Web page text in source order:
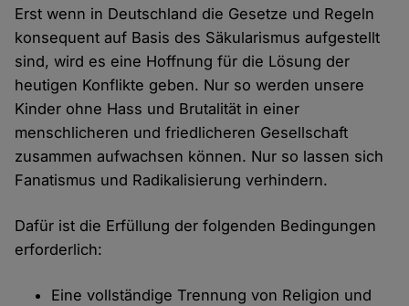
Erst wenn in Deutschland die Gesetze und Regeln
konsequent auf Basis des Säkularismus aufgestellt
sind, wird es eine Hoffnung für die Lösung der
heutigen Konflikte geben. Nur so werden unsere
Kinder ohne Hass und Brutalität in einer
menschlicheren und friedlicheren Gesellschaft
zusammen aufwachsen können. Nur so lassen sich
Fanatismus und Radikalisierung verhindern.
Dafür ist die Erfüllung der folgenden Bedingungen
erforderlich:
Eine vollständige Trennung von Religion und